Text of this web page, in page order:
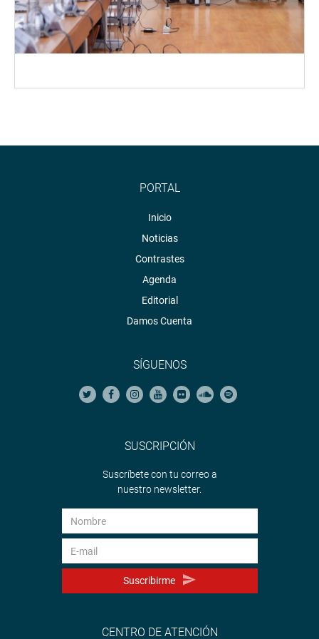
PORTAL
Inicio
Noticias
Contrastes
Agenda
Editorial
Damos Cuenta
SÍGUENOS
SUSCRIPCIÓN
Suscríbete con tu correo a
nuestro newsletter.
Suscribirme
CENTRO DE ATENCIÓN